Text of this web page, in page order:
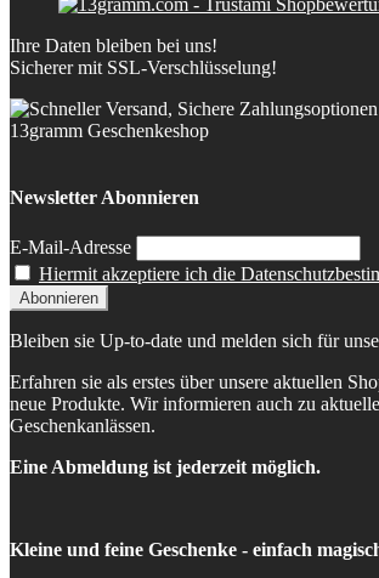
Ihre Daten bleiben bei uns!
Sicherer mit SSL-Verschlüsselung!
Newsletter Abonnieren
E-Mail-Adresse
Hiermit akzeptiere ich die
Bleiben sie Up-to-date und melden sich für
Erfahren sie als erstes über unsere aktuellen
neue Produkte. Wir informieren auch zu
Geschenkanlässen.
Eine Abmeldung ist jederzeit möglich.
Kleine und feine Geschenke - einfach